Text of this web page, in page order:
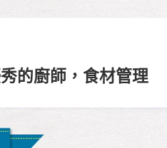
的廚師，食材管理